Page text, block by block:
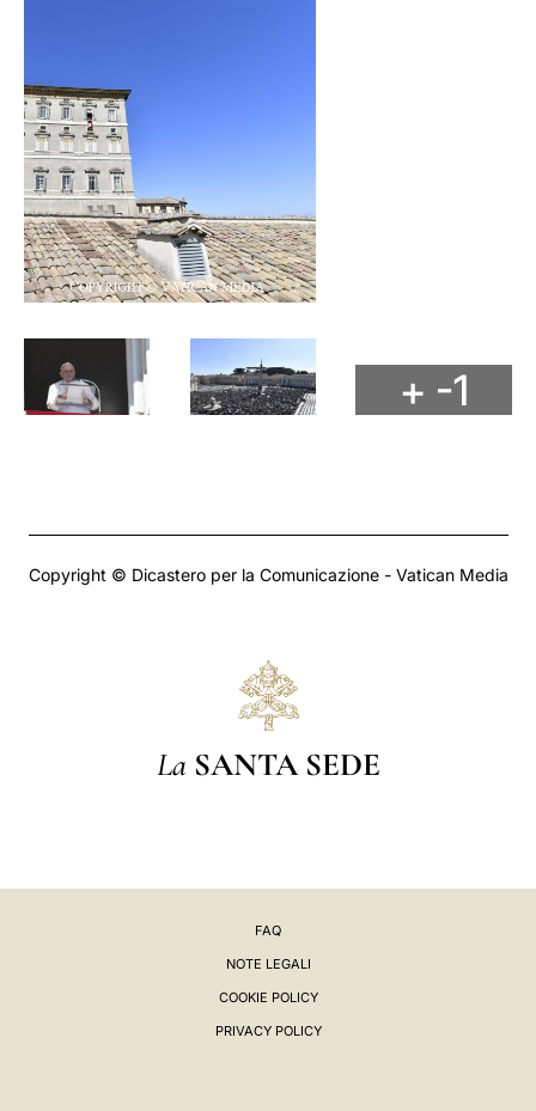
+ -1
Copyright © Dicastero per la Comunicazione - Vatican Media
La SANTA SEDE
FAQ
NOTE LEGALI
COOKIE POLICY
PRIVACY POLICY